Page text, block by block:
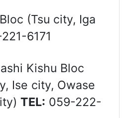
(Tsu city, Iga
6171
Kishu Bloc
Ise city, Owase
TEL: 059-222-